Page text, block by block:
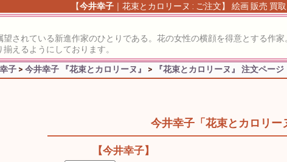
【今井幸子 ｜花束とカロリーヌ : ご注文】 絵画 販売 買
されている新進作家のひとりである。花の女性の横顔を得意とする作
えるようにしております。
子 > 今井幸子 『花束とカロリーヌ』 > 『花束とカロリーヌ』 注文ページ
今井幸子「花束とカロリー
【今井幸子】